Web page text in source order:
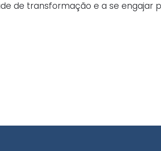
de transformação e a se engajar